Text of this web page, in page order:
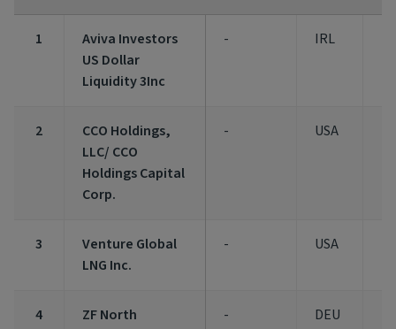
1
Aviva Investors
US Dollar
Liquidity 3Inc
- IRL
2
CCO Holdings,
LLC/ CCO
Holdings Capital
Corp.
- USA
3
Venture Global
LNG Inc.
- USA
4
ZF North
- DEU